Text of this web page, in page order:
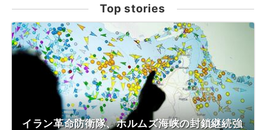
Top stories
イラン革命防衛隊、ホルムズ海峡の封鎖継続強